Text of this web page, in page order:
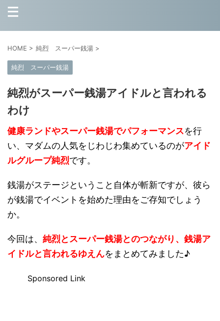
HOME > 純烈 スーパー銭湯 >
純烈 スーパー銭湯
純烈がスーパー銭湯アイドルと言われる
わけ
健康ランドやスーパー銭湯でパフォーマンスを行
い、マダムの人気をじわじわ集めているのがアイド
ルグループ純烈です。
銭湯がステージということ自体が斬新ですが、彼ら
が銭湯でイベントを始めた理由をご存知でしょう
か。
今回は、 純烈とスーパー銭湯とのつながり、銭湯ア
イドルと言われるゆえんをまとめてみました♪
Sponsored Link